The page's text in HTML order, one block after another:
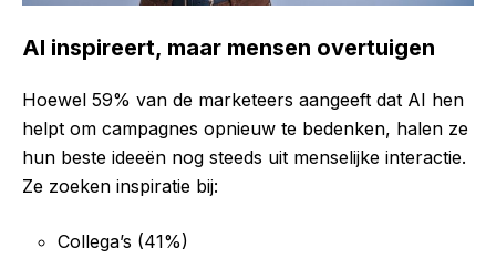
AI inspireert, maar mensen overtuigen
Hoewel 59% van de marketeers aangeeft dat AI hen
helpt om campagnes opnieuw te bedenken, halen ze
hun beste ideeën nog steeds uit menselijke interactie.
Ze zoeken inspiratie bij:
Collega’s (41%)